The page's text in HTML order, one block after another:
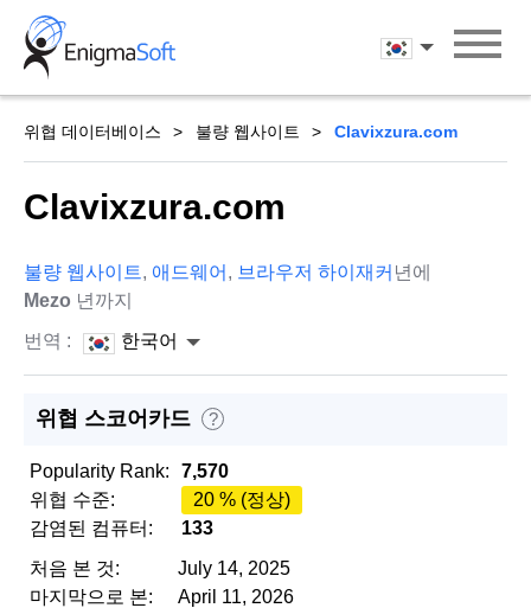
Skip
content
한국어
위협 데이터베이스 불량 웹사이트 Clavixzura.com
Clavixzura.com
불량 웹사이트, 애드웨어 , 브라우저 하이재커 년에
Mezo 년까지
번역 :
한국어
위협 스코어카드 ?
Popularity Rank:
7,570
위협 수준:
20 % (정상)
감염된 컴퓨터:
133
처음 본 것:
July 14, 2025
마지막으로 본:
April 11, 2026